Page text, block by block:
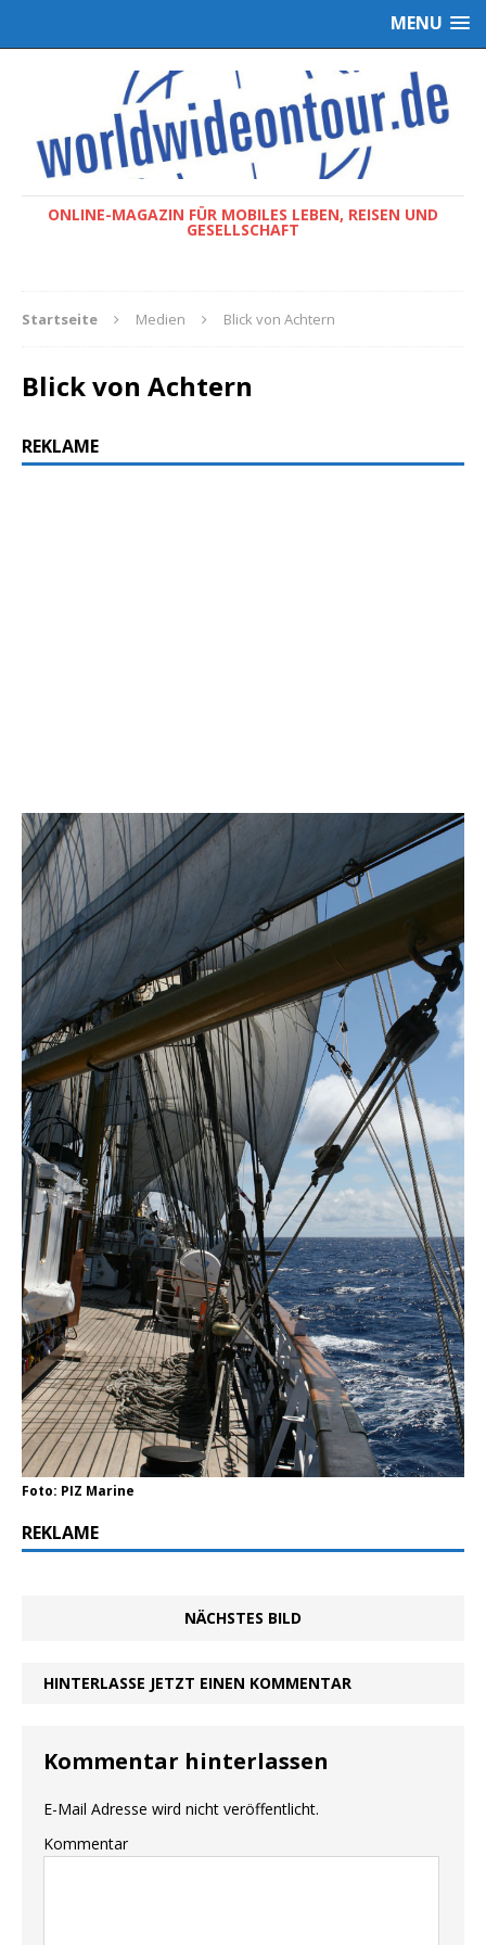
MENU
ONLINE-MAGAZIN FÜR MOBILES LEBEN, REISEN UND
GESELLSCHAFT
Startseite Medien Blick von Achtern
Blick von Achtern
REKLAME
Foto: PIZ Marine
REKLAME
NÄCHSTES BILD
HINTERLASSE JETZT EINEN KOMMENTAR
Kommentar hinterlassen
E-Mail Adresse wird nicht veröffentlicht.
Kommentar